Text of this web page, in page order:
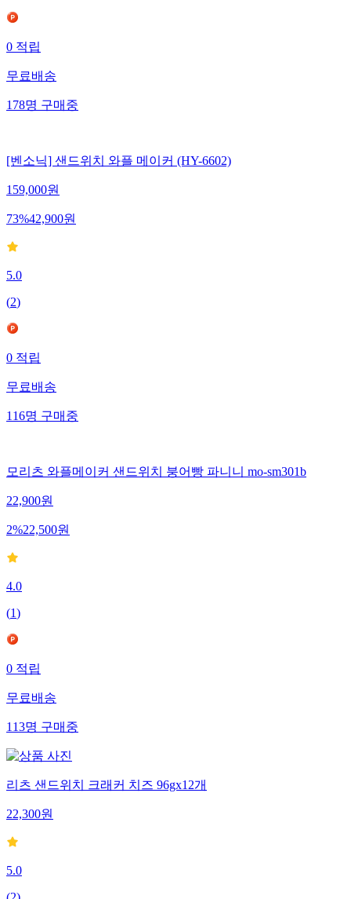
0적립
무료배송
178명구매중
[벤소닉] 샌드위치 와플 메이커 (HY-6602)
159,000원
73%42,900원
5.0
(2)
0적립
무료배송
116명구매중
모리츠 와플메이커 샌드위치 붕어빵 파니니 mo-sm301b
22,900원
2%22,500원
4.0
(1)
0적립
무료배송
113명구매중
리츠 샌드위치 크래커 치즈 96gx12개
22,300원
5.0